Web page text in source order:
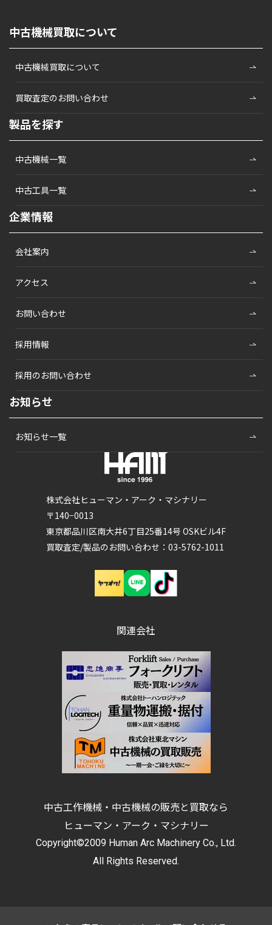
株式会社ヒューマン・アーク・マシナリー
〒140−0013
東京都品川区南大井6丁目25番14号 OSKビル4F
買取査定/製品のお問い合わせ：03-5762-1011
中古機械買取について
中古機械買取について
買取査定のお問い合わせ
製品を探す
中古機械一覧
中古工具一覧
企業情報
会社案内
アクセス
お問い合わせ
採用情報
採用のお問い合わせ
お知らせ
お知らせ一覧
関連会社
中古工作機械・中古機械の販売と買取なら
ヒューマン・アーク・マシナリー
Copyright©2009 Human Arc Machinery Co., Ltd.
All Rights Reserved.